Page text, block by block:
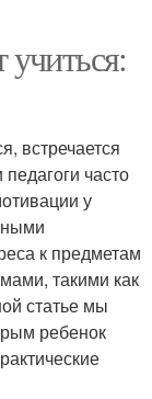
встречается
часто
у
к предметам
такими как
статье мы
ребенок